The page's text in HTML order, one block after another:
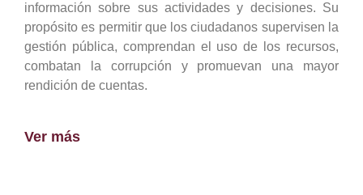
información sobre sus actividades y decisiones. Su
propósito es permitir que los ciudadanos supervisen la
gestión pública, comprendan el uso de los recursos,
combatan la corrupción y promuevan una mayor
rendición de cuentas.
Ver más